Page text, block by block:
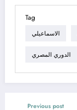
Tag
الاسماعيلي
الدوري المصري
Previous post